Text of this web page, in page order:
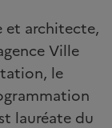
et architecte,
Ville
le
lauréate du